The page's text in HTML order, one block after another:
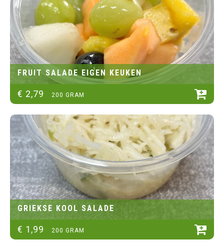
FRUIT SALADE EIGEN KEUKEN
€ 2,79 200 GRAM
GRIEKSE KOOL SALADE
€ 1 ,99 200 GRAM